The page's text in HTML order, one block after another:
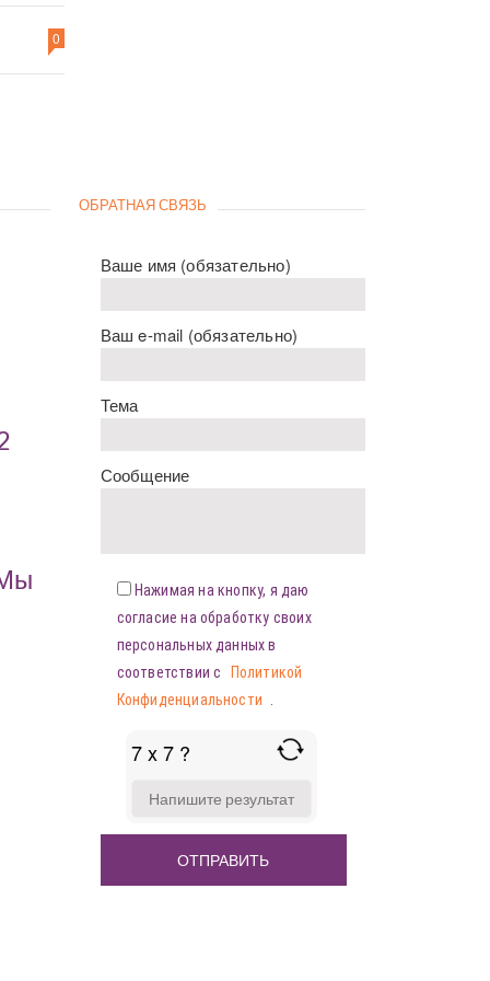
0
ОБРАТНАЯ СВЯЗЬ
Ваше имя (обязательно)
Ваш e-mail (обязательно)
Тема
Сообщение
Нажимая на кнопку, я даю
согласие на обработку своих
персональных данных в
соответствии с
Политикой
Конфиденциальности
7 x 7 ?
FOR